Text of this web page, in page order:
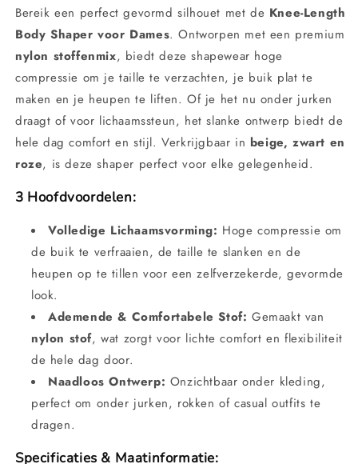
Buikband
voor
Buikcontrole
en
Sculpting
Buikband
voor
Buikcontrole
en
Sculpting
Bereik een perfect gevormd silhouet met de Knee-Length
Body Shaper voor Dames. Ontworpen met een premium
nylon stoffenmix, biedt deze shapewear hoge
compressie om je taille te verzachten, je buik plat te
maken en je heupen te liften. Of je het nu onder jurken
draagt of voor lichaamssteun, het slanke ontwerp biedt de
hele dag comfort en stijl. Verkrijgbaar in beige, zwart en
roze, is deze shaper perfect voor elke gelegenheid.
3 Hoofdvoordelen:
Volledige Lichaamsvorming: Hoge compressie om
de buik te verfraaien, de taille te slanken en de
heupen op te tillen voor een zelfverzekerde, gevormde
look.
Ademende & Comfortabele Stof: Gemaakt van
nylon stof, wat zorgt voor lichte comfort en flexibiliteit
de hele dag door.
Naadloos Ontwerp: Onzichtbaar onder kleding,
perfect om onder jurken, rokken of casual outfits te
dragen.
Specificaties & Maatinformatie: